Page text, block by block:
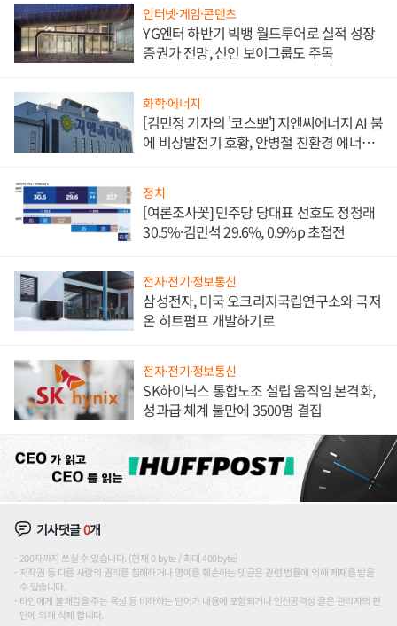
인터넷·게임·콘텐츠
YG엔터 하반기 빅뱅 월드투어로 실적 성장
증권가 전망, 신인 보이그룹도 주목
화학·에너지
[김민정 기자의 '코스뽀'] 지엔씨에너지 AI 붐
에 비상발전기 호황, 안병철 친환경 에너지
정치
[여론조사꽃] 민주당 당대표 선호도 정청래
30.5%·김민석 29.6%, 0.9%p 초접전
전자·전기·정보통신
삼성전자, 미국 오크리지국립연구소와 극저
온 히트펌프 개발하기로
전자·전기·정보통신
SK하이닉스 통합노조 설립 움직임 본격화,
성과급 체계 불만에 3500명 결집
기사댓글0개
200자까지 쓰실 수 있습니다. (현재 0 byte / 최대 400byte)
저작권 등 다른 사람의 권리를 침해하거나 명예를 훼손하는 댓글은 관련 법률에 의해 제재를 받을
수 있습니다.
타인에게 불쾌감을 주는 욕설 등 비하하는 단어가 내용에 포함되거나 인신공격성 글은 관리자의 판
단에 의해 삭제 합니다.